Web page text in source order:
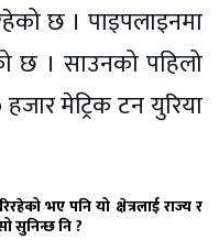
छ । पाइपलाइनमा
छ । साउनको पहिलो
मेट्रिक टन युरिया
भए पनि यो क्षेत्रलाई राज्य र
सुनिन्छ नि ?